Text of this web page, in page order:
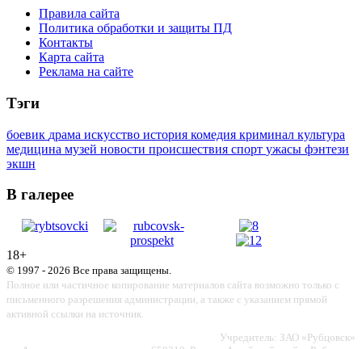
Правила сайта
Политика обработки и защиты ПД
Контакты
Карта сайта
Реклама на сайте
Тэги
боевик драма искусство история комедия криминал культура
медицина музей новости происшествия спорт ужасы фэнтези
экшн
В галерее
18+
© 1997 - 2026 Все права защищены.
Полное или частичное копирование материалов сайта возможно только с
письменного разрешения администрации, а также с указанием прямой
активной ссылки на источник.
Учредитель: ЗАО «Рубцовск»